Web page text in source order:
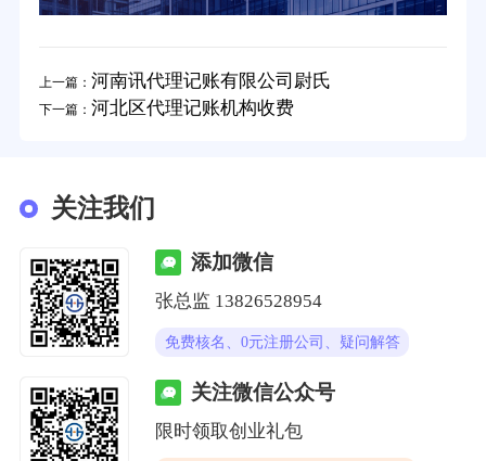
上一篇： 河南讯代理记账有限公司尉氏
下一篇： 河北区代理记账机构收费
关注我们
添加微信
张总监 13826528954
免费核名、0元注册公司、疑问解答
关注微信公众号
限时领取创业礼包